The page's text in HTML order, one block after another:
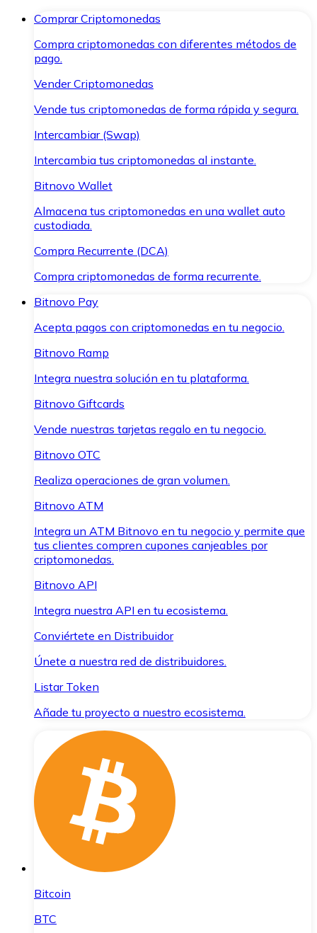
Comprar Criptomonedas
Compra criptomonedas con diferentes métodos de
pago.
Vender Criptomonedas
Vende tus criptomonedas de forma rápida y segura.
Intercambiar (Swap)
Intercambia tus criptomonedas al instante.
Bitnovo Wallet
Almacena tus criptomonedas en una wallet auto
custodiada.
Compra Recurrente (DCA)
Compra criptomonedas de forma recurrente.
Bitnovo Pay
Acepta pagos con criptomonedas en tu negocio.
Bitnovo Ramp
Integra nuestra solución en tu plataforma.
Bitnovo Giftcards
Vende nuestras tarjetas regalo en tu negocio.
Bitnovo OTC
Realiza operaciones de gran volumen.
Bitnovo ATM
Integra un ATM Bitnovo en tu negocio y permite que
tus clientes compren cupones canjeables por
criptomonedas.
Bitnovo API
Integra nuestra API en tu ecosistema.
Conviértete en Distribuidor
Únete a nuestra red de distribuidores.
Listar Token
Añade tu proyecto a nuestro ecosistema.
Bitcoin
BTC